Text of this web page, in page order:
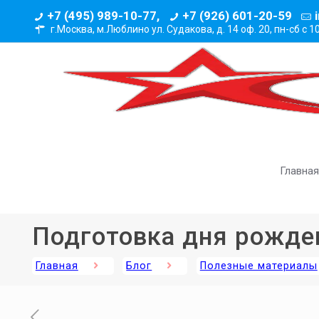
+7 (495) 989-10-77, +7 (926) 601-20-59
г.Москва, м.Люблино ул. Судакова, д. 14 оф. 20, пн-сб с
Главная
Подготовка дня
Главная Блог Полезные материалы